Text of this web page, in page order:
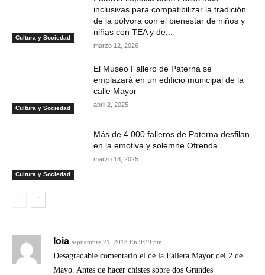
Cultura y Sociedad
inclusivas para compatibilizar la tradición
de la pólvora con el bienestar de niños y
niñas con TEA y de...
marzo 12, 2026
Cultura y Sociedad
El Museo Fallero de Paterna se
emplazará en un edificio municipal de la
calle Mayor
abril 2, 2025
Cultura y Sociedad
Más de 4.000 falleros de Paterna desfilan
en la emotiva y solemne Ofrenda
marzo 18, 2025
Ioia septiembre 21, 2013 En 9:39 pm
Desagradable comentario el de la Fallera Mayor del 2 de
Mayo. Antes de hacer chistes sobre dos Grandes